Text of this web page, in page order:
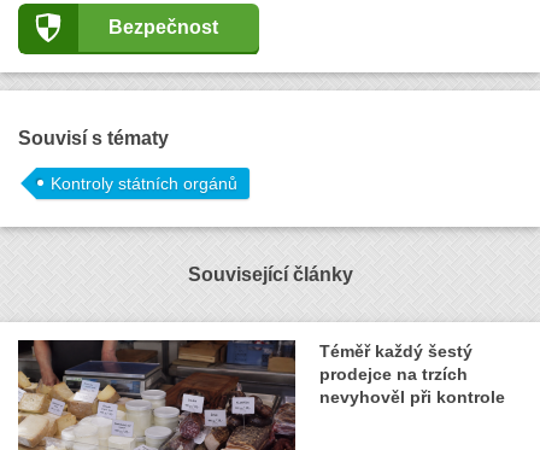
Bezpečnost
Souvisí s tématy
Kontroly státních orgánů
Související články
Téměř každý šestý
prodejce na trzích
nevyhověl při kontrole